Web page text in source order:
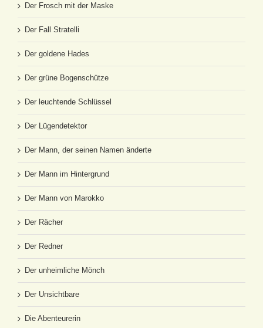
Der Frosch mit der Maske
Der Fall Stratelli
Der goldene Hades
Der grüne Bogenschütze
Der leuchtende Schlüssel
Der Lügendetektor
Der Mann, der seinen Namen änderte
Der Mann im Hintergrund
Der Mann von Marokko
Der Rächer
Der Redner
Der unheimliche Mönch
Der Unsichtbare
Die Abenteurerin